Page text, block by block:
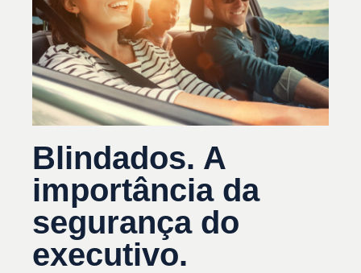
Blindados. A
importância da
segurança do
executivo.